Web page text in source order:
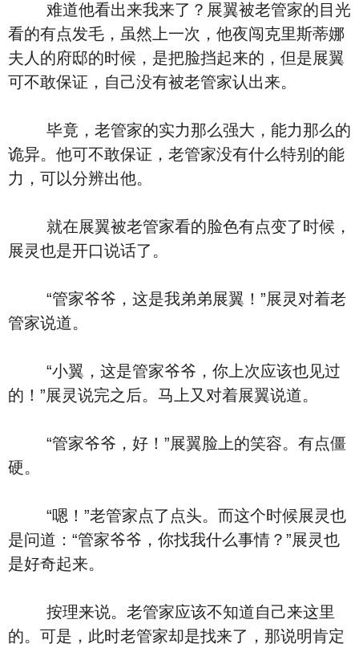
难道他看出来我来了？展翼被老管家的目光
看的有点发毛，虽然上一次，他夜闯克里斯蒂娜
夫人的府邸的时候，是把脸挡起来的，但是展翼
可不敢保证，自己没有被老管家认出来。
毕竟，老管家的实力那么强大，能力那么的
诡异。他可不敢保证，老管家没有什么特别的能
力，可以分辨出他。
就在展翼被老管家看的脸色有点变了时候，
展灵也是开口说话了。
“管家爷爷，这是我弟弟展翼！”展灵对着老
管家说道。
“小翼，这是管家爷爷，你上次应该也见过
的！”展灵说完之后。马上又对着展翼说道。
“管家爷爷，好！”展翼脸上的笑容。有点僵
硬。
“嗯！”老管家点了点头。而这个时候展灵也
是问道：“管家爷爷，你找我什么事情？”展灵也
是好奇起来。
按理来说。老管家应该不知道自己来这里
的。可是，此时老管家却是找来了，那说明肯定